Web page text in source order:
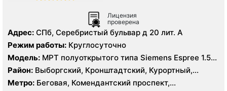
Лицензия
проверена
Адрес: СПб, Серебристый бульвар д 20 лит. А
Режим работы: Круглосуточно
Модель: МРТ полуоткрытого типа Siemens Espree 1.5
Тесла, КТ Siemens Somatom Emotion 16 срезов
Район: Выборгский, Кронштадтский, Курортный,
Ленинградская область, Приморский
Метро: Беговая, Комендантский проспект,